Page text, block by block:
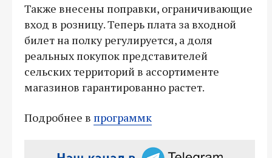
Также внесены поправки, ограничивающие
вход в розницу. Теперь плата за входной
билет на полку регулируется, а доля
реальных покупок представителей
сельских территорий в ассортименте
магазинов гарантированно растет.
Подробнее в программк